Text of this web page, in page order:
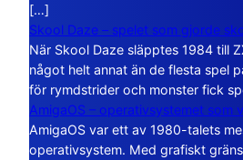
[…]
Skool Daze – spelet som gjorde
När Skool Daze släpptes 1984 till
något helt annat än de flesta spel
för rymdstrider och monster fick
AmigaOS – operativsystemet som
AmigaOS var ett av 1980-talets
operativsystem. Med grafiskt